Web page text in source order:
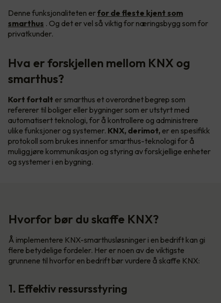
Denne funksjonaliteten erfor de fleste kjent som
smarthus . Og det er vel så viktig for næringsbygg som for
privatkunder.
Hva er forskjellen mellom KNX og
smarthus?
Kort fortalt er smarthus et overordnet begrep som
refererer til boliger eller bygninger som er utstyrt med
automatisert teknologi, for å kontrollere og administrere
ulike funksjoner og systemer. KNX, derimot, er en spesifikk
protokoll som brukes innenfor smarthus-teknologi for å
muliggjøre kommunikasjon og styring av forskjellige enheter
og systemer i en bygning.
Hvorfor bør du skaffe KNX?
Å implementere KNX-smarthusløsninger i en bedrift kan gi
flere betydelige fordeler. Her er noen av de viktigste
grunnene til hvorfor en bedrift bør vurdere å skaffe KNX:
1. Effektiv ressursstyring